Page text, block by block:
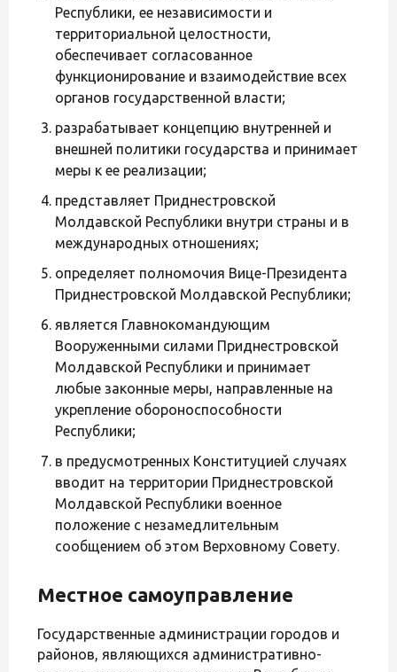
Республики, ее независимости и
территориальной целостности,
обеспечивает согласованное
функционирование и взаимодействие всех
органов государственной власти;
разрабатывает концепцию внутренней и
внешней политики государства и принимает
меры к ее реализации;
представляет Приднестровской
Молдавской Республики внутри страны и в
международных отношениях;
определяет полномочия Вице-Президента
Приднестровской Молдавской Республики;
является Главнокомандующим
Вооруженными силами Приднестровской
Молдавской Республики и принимает
любые законные меры, направленные на
укрепление обороноспособности
Республики;
в предусмотренных Конституцией случаях
вводит на территории Приднестровской
Молдавской Республики военное
положение с незамедлительным
сообщением об этом Верховному Совету.
Местное самоуправление
Государственные администрации городов и
районов, являющихся административно-